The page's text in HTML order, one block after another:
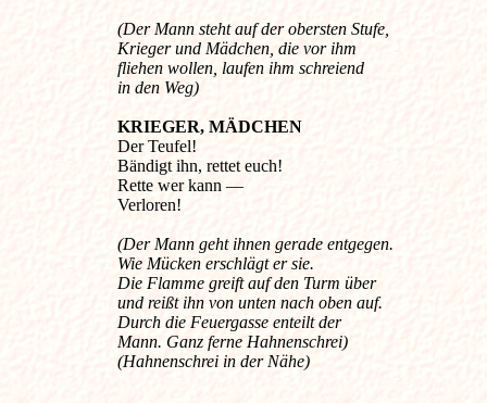
(Der Mann steht auf der obersten Stufe,
Krieger und Mädchen, die vor ihm
fliehen wollen, laufen ihm schreiend
in den Weg)
KRIEGER, MÄDCHEN
Der Teufel!
Bändigt ihn, rettet euch!
Rette wer kann —
Verloren!
(Der Mann geht ihnen gerade entgegen.
Wie Mücken erschlägt er sie.
Die Flamme greift auf den Turm über
und reißt ihn von unten nach oben auf.
Durch die Feuergasse enteilt der
Mann. Ganz ferne Hahnenschrei)
(Hahnenschrei in der Nähe)